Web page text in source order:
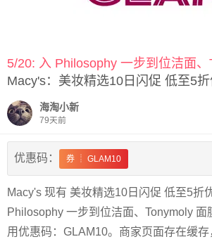
5/20: 入 Philosophy 一步到位洁面
Macy's：美妆精选10日闪促 低至5
海淘小新
79天前
优惠码： 券 ┊ GLAM10
Macy's 现有 美妆精选10日闪促 低至5折
Philosophy 一步到位洁面、Tonymoly 面
用优惠码：GLAM10。商家页面存在缓